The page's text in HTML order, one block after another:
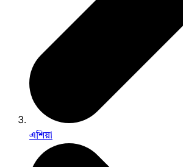
এশিয়া